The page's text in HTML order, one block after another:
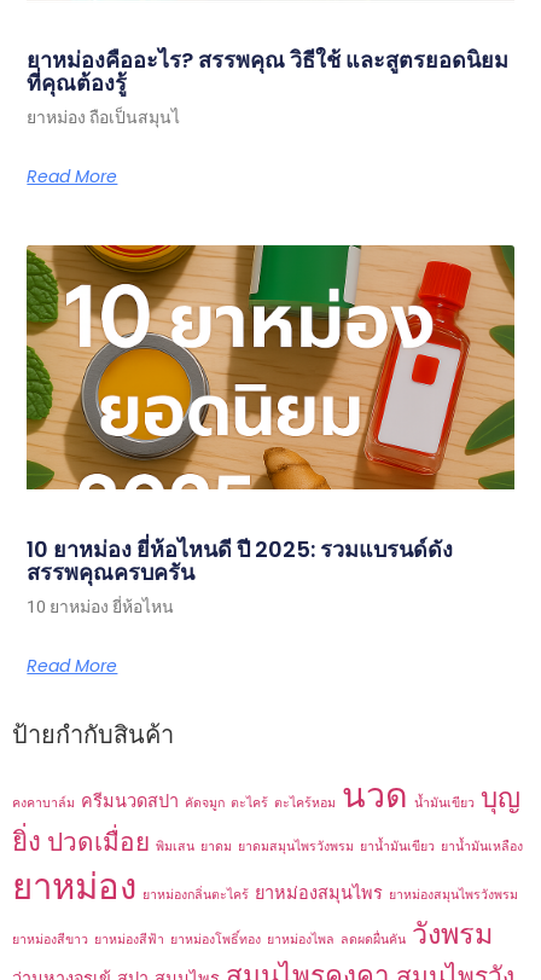
ยาหม่องคืออะไร? สรรพคุณ วิธีใช้ และสูตรยอดนิยม
ที่คุณต้องรู้
ยาหม่อง ถือเป็นสมุนไ
Read More
10 ยาหม่อง ยี่ห้อไหนดี ปี 2025: รวมแบรนด์ดัง
สรรพคุณครบครัน
10 ยาหม่อง ยี่ห้อไหน
Read More
ป้ายกำกับสินค้า
คงคาบาล์ม ครีมนวดสปา คัดจมูก ตะไคร้ ตะไคร้หอม นวด น้ำมันเขียว บุญ
ยิ่ง ปวดเมื่อย พิมเสน ยาดม ยาดมสมุนไพรวังพรม ยาน้ำมันเขียว ยาน้ำมันเหลือง
ยาหม่อง ยาหม่องกลิ่นตะไคร้ ยาหม่องสมุนไพร ยาหม่องสมุนไพรวังพรม
ยาหม่องสีขาว ยาหม่องสีฟ้า ยาหม่องโพธิ์ทอง ยาหม่องไพล ลดผดผื่นคัน วังพรม